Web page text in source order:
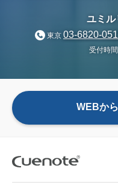
ユミル
東京 03-6820-
受付時
WEBか